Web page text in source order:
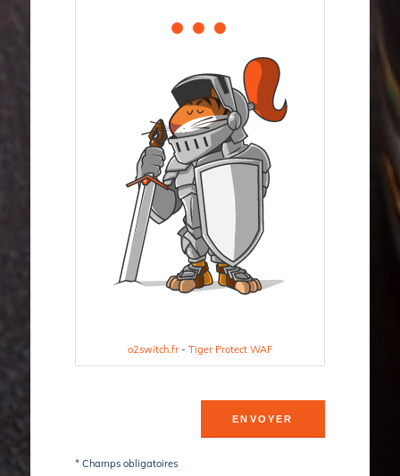
o2switch.fr - Tiger Protect WAF
* Champs obligatoires